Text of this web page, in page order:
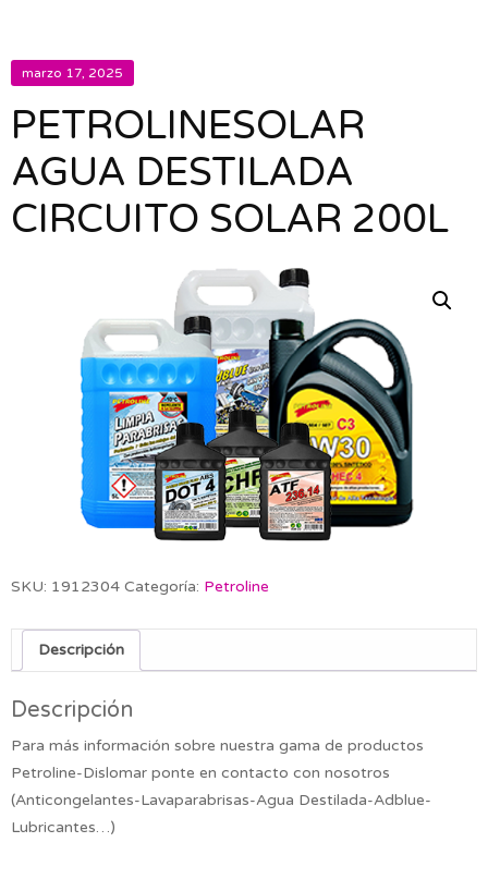
marzo 17, 2025
PETROLINESOLAR
AGUA DESTILADA
CIRCUITO SOLAR 200L
SKU: 1912304 Categoría: Petroline
Descripción
Descripción
Para más información sobre nuestra gama de productos
Petroline-Dislomar ponte en contacto con nosotros
(Anticongelantes-Lavaparabrisas-Agua Destilada-Adblue-
Lubricantes…)